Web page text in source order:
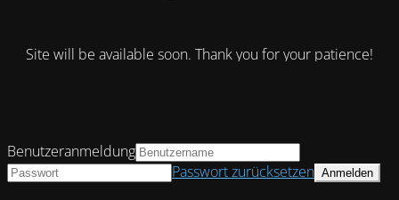
Site will be available soon. Thank you for your patience!
Benutzeranmeldung
Passwort zurücksetzen